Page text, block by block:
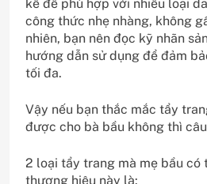
kế để phù hợp với nhiều loại
công thức nhẹ nhàng, không
nhiên, bạn nên đọc kỹ nhãn
hướng dẫn sử dụng để đảm
tối đa.
Vậy nếu bạn thắc mắc tẩy
được cho bà bầu không thì
2 loại tẩy trang mà mẹ bầu có
thương hiệu này là: